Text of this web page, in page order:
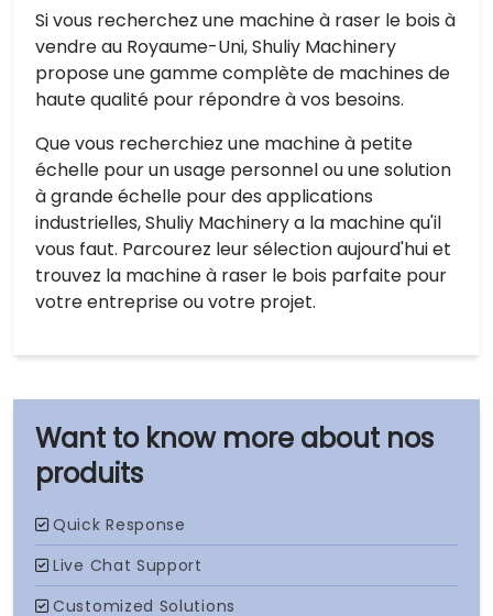
nos
produits
Si vous recherchez une machine à raser le bois à
vendre au Royaume-Uni, Shuliy Machinery
propose une gamme complète de machines de
haute qualité pour répondre à vos besoins.
Que vous recherchiez une machine à petite
échelle pour un usage personnel ou une solution
à grande échelle pour des applications
industrielles, Shuliy Machinery a la machine qu'il
vous faut. Parcourez leur sélection aujourd'hui et
trouvez la machine à raser le bois parfaite pour
votre entreprise ou votre projet.